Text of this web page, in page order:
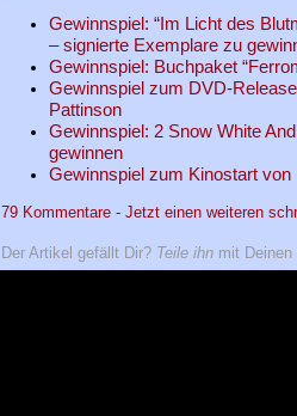
Gewinnspiel: “Im Licht des
– signierte Exemplare zu
Gewinnspiel: Buchpaket
Gewinnspiel zum DVD-
Pattinson
Gewinnspiel: 2 Snow White
gewinnen
Gewinnspiel zum Kinostart
79 Kommentare - Jetzt einen weiteren
Der Artikel gefällt Dir? Teile ihnmit Deinen